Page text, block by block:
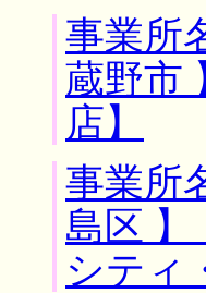
事業所
蔵野市
店】
事業所
島区
シティ